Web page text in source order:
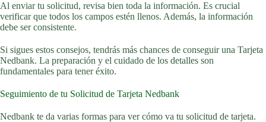
Al enviar tu solicitud, revisa bien toda la información. Es crucial
verificar que todos los campos estén llenos. Además, la información
debe ser consistente.
Si sigues estos consejos, tendrás más chances de conseguir una Tarjeta
Nedbank. La preparación y el cuidado de los detalles son
fundamentales para tener éxito.
Seguimiento de tu Solicitud de Tarjeta Nedbank
Nedbank te da varias formas para ver cómo va tu solicitud de tarjeta.